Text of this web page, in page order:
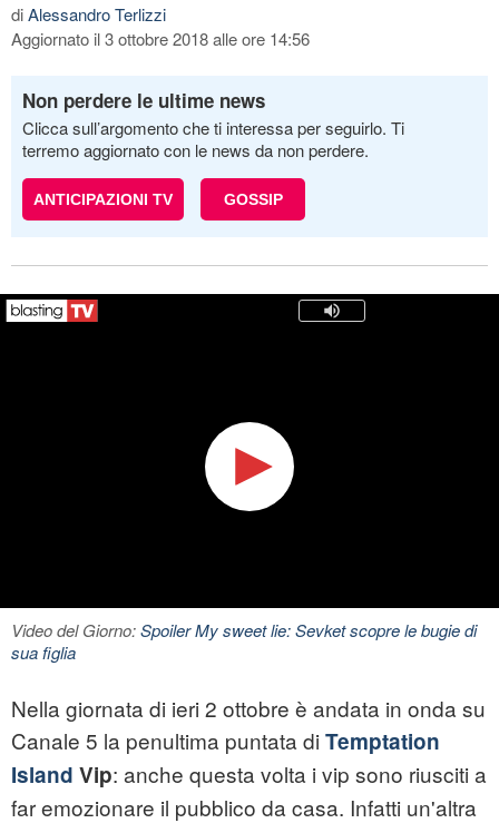
diAlessandro Terlizzi
Aggiornato il 3 ottobre 2018 alle ore 14:56
Non perdere le ultime news
Clicca sull’argomento che ti interessa per seguirlo. Ti
terremo aggiornato con le news da non perdere.
ANTICIPAZIONI TV GOSSIP
Video del Giorno:Spoiler My sweet lie: Sevket scopre le bugie di
sua figlia
Nella giornata di ieri 2 ottobre è andata in onda su
Canale 5 la penultima puntata di Temptation
Island Vip: anche questa volta i vip sono riusciti a
far emozionare il pubblico da casa. Infatti un'altra